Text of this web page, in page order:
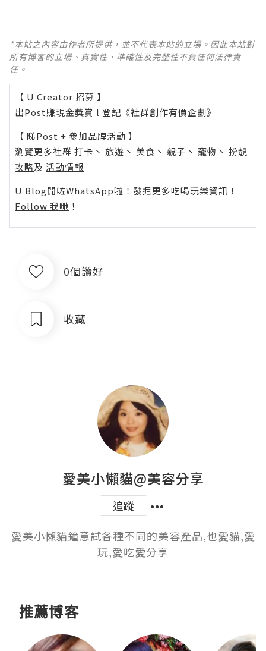
*本站之內容由作者所提供，並不代表本站的立場。因此本站對
所有博客的立場、真實性、準確性及完整性不負任何法律責
任。
【 U Creator 招募 】
出Post賺現金獎賞 l 登記《社群創作有價企劃》
【 睇Post + 參加品牌活動 】
瀏覽更多社群 打卡 丶 旅遊 丶 美食 丶 親子 丶 寵物 丶 扮靚
攻略及 活動情報
U Blog開咗WhatsApp啦！發掘更多吃喝玩樂資訊！
Follow 我哋 ！
0個讚好
收藏
愛美小懶貓@美容分享
追蹤
愛美小懶貓鐘意試各種不同的美容產品,也愛貓,愛
玩,愛吃愛分享
推薦博客